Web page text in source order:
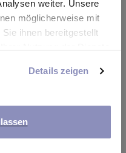
weiter. Unsere
möglicherweise mit
ihnen bereitgestellt
Details hierzu finden
Details zeigen
try refreshing the